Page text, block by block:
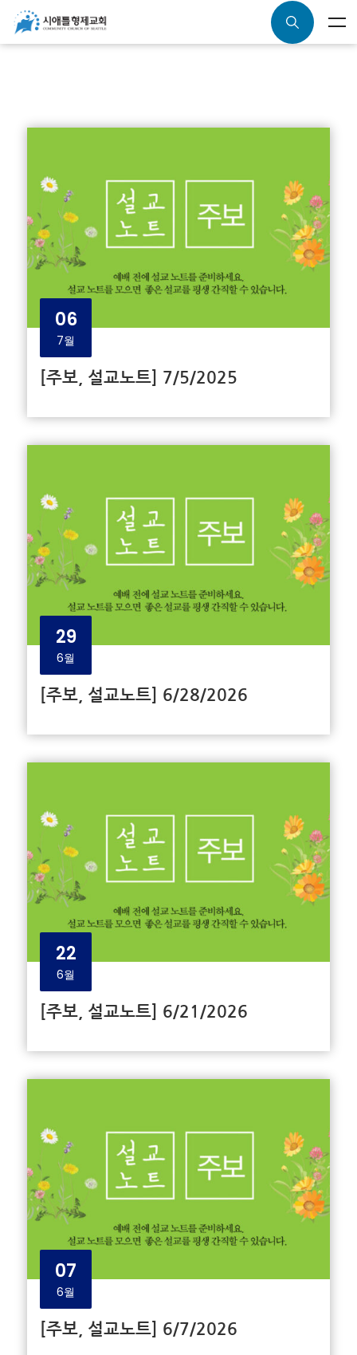
06
7월
[주보, 설교노트] 7/5/2025
29
6월
[주보, 설교노트] 6/28/2026
22
6월
[주보, 설교노트] 6/21/2026
07
6월
[주보, 설교노트] 6/7/2026